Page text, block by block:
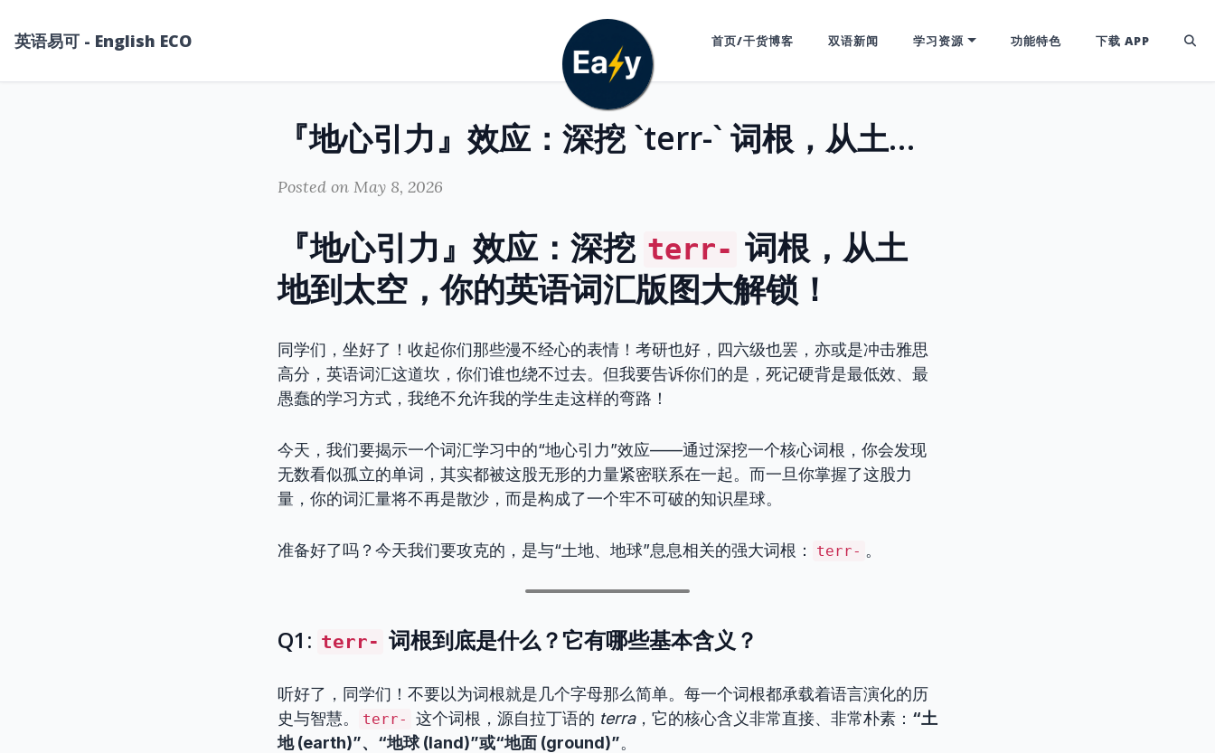
英语易可 - English ECO 首页/干货博客 双语新闻 学习资源 功能特色 下载 APP
『地心引力』效应：深挖 `terr-` 词根，从土地到太空，你的英语词汇版图大解锁！
Posted on May 8, 2026
『地心引力』效应：深挖 terr- 词根，从土
地到太空，你的英语词汇版图大解锁！
同学们，坐好了！收起你们那些漫不经心的表情！考研也好，四六级也罢，亦或是冲击雅思
高分，英语词汇这道坎，你们谁也绕不过去。但我要告诉你们的是，死记硬背是最低效、最
愚蠢的学习方式，我绝不允许我的学生走这样的弯路！
今天，我们要揭示一个词汇学习中的“地心引力”效应——通过深挖一个核心词根，你会发现
无数看似孤立的单词，其实都被这股无形的力量紧密联系在一起。而一旦你掌握了这股力
量，你的词汇量将不再是散沙，而是构成了一个牢不可破的知识星球。
准备好了吗？今天我们要攻克的，是与“土地、地球”息息相关的强大词根： terr- 。
Q1: terr- 词根到底是什么？它有哪些基本含义？
听好了，同学们！不要以为词根就是几个字母那么简单。每一个词根都承载着语言演化的历
史与智慧。
terr- 这个词根，源自拉丁语的 terra，它的核心含义非常直接、非常朴素： “土
地 (earth)”、“地球 (land)”或“地面 (ground)”。